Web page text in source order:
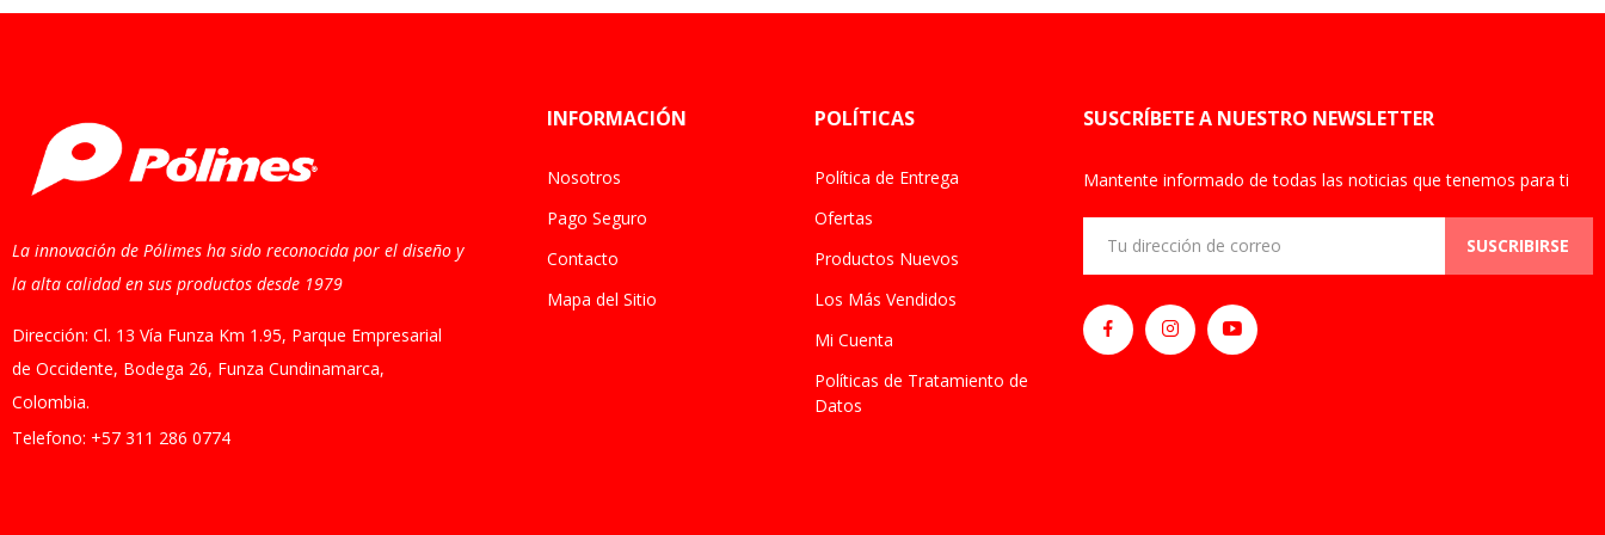
La innovación de Pólimes ha sido reconocida por el diseño y
la alta calidad en sus productos desde 1979
Dirección: Cl. 13 Vía Funza Km 1.95, Parque Empresarial
de Occidente, Bodega 26, Funza Cundinamarca,
Colombia.
Telefono: +57 311 286 0774
INFORMACIÓN
Nosotros
Pago Seguro
Contacto
Mapa del Sitio
POLÍTICAS
Política de Entrega
Ofertas
Productos Nuevos
Los Más Vendidos
Mi Cuenta
Políticas de Tratamiento de
Datos
SUSCRÍBETE A NUESTRO NEWSLETTER
Mantente informado de todas las noticias que tenemos para ti
SUSCRIBIRSE